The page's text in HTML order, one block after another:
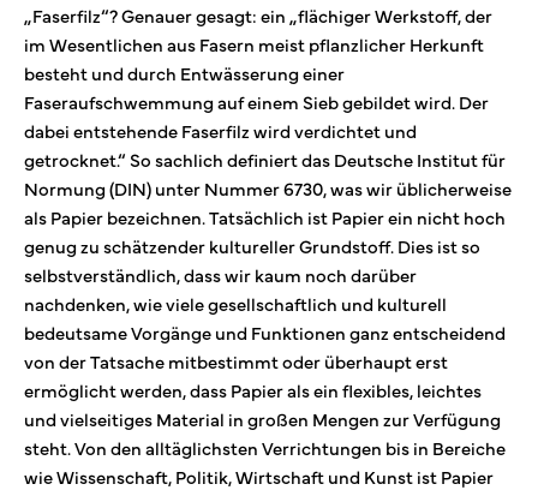
„Faserfilz“? Genauer gesagt: ein „flächiger Werkstoff, der
im Wesentlichen aus Fasern meist pflanzlicher Herkunft
besteht und durch Entwässerung einer
Faseraufschwemmung auf einem Sieb gebildet wird. Der
dabei entstehende Faserfilz wird verdichtet und
getrocknet.“ So sachlich definiert das Deutsche Institut für
Normung (DIN) unter Nummer 6730, was wir üblicherweise
als Papier bezeichnen. Tatsächlich ist Papier ein nicht hoch
genug zu schätzender kultureller Grundstoff. Dies ist so
selbstverständlich, dass wir kaum noch darüber
nachdenken, wie viele gesellschaftlich und kulturell
bedeutsame Vorgänge und Funktionen ganz entscheidend
von der Tatsache mitbestimmt oder überhaupt erst
ermöglicht werden, dass Papier als ein flexibles, leichtes
und vielseitiges Material in großen Mengen zur Verfügung
steht. Von den alltäglichsten Verrichtungen bis in Bereiche
wie Wissenschaft, Politik, Wirtschaft und Kunst ist Papier